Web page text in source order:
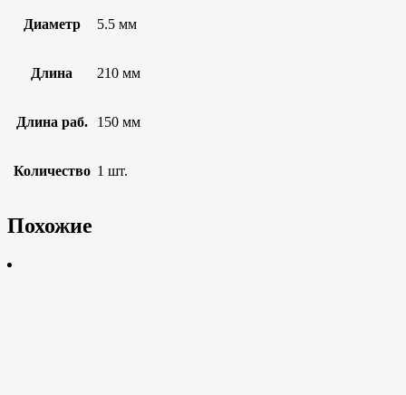
Диаметр 5.5 мм
Длина 210 мм
Длина раб. 150 мм
Количество 1 шт.
Похожие